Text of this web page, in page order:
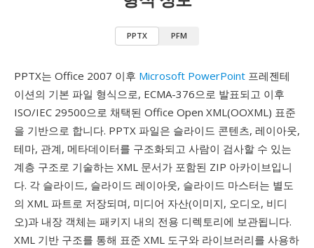
PPTX PFM
PPTX는 Office 2007 이후 Microsoft PowerPoint 프레젠테
이션의 기본 파일 형식으로, ECMA-376으로 발표되고 이후
ISO/IEC 29500으로 채택된 Office Open XML(OOXML) 표준
을 기반으로 합니다. PPTX 파일은 슬라이드 콘텐츠, 레이아웃,
테마, 관계, 메타데이터를 구조화되고 사람이 검사할 수 있는
계층 구조로 기술하는 XML 문서가 포함된 ZIP 아카이브입니
다. 각 슬라이드, 슬라이드 레이아웃, 슬라이드 마스터는 별도
의 XML 파트로 저장되며, 미디어 자산(이미지, 오디오, 비디
오)과 내장 객체는 패키지 내의 전용 디렉토리에 보관됩니다.
XML 기반 구조를 통해 표준 XML 도구와 라이브러리를 사용하